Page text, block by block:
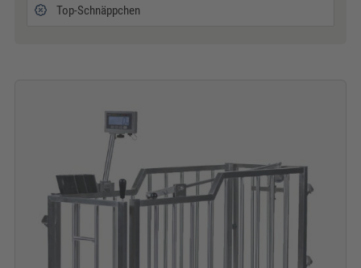
Top-Schnäppchen